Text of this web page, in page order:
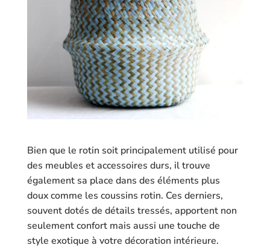
Bien que le rotin soit principalement utilisé pour
des meubles et accessoires durs, il trouve
également sa place dans des éléments plus
doux comme les coussins rotin. Ces derniers,
souvent dotés de détails tressés, apportent non
seulement confort mais aussi une touche de
style exotique à votre décoration intérieure.